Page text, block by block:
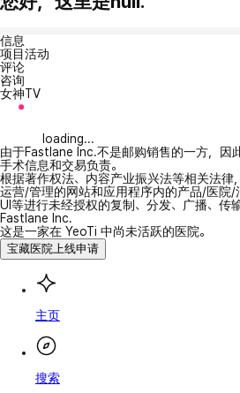
信息
项目活动
评论
咨询
女神TV
loading...
由于Fastlane Inc.不是邮购销售的一方，因
手术信息和交易负责。
根据著作权法、内容产业振兴法等相关法
运营/管理的网站和应用程序内的产品/医院/
UI等进行未经授权的复制、分发、广播、传
Fastlane Inc.
这是一家在 YeoTi 中尚未活跃的医院。
宝藏医院上线申请
主页
搜索